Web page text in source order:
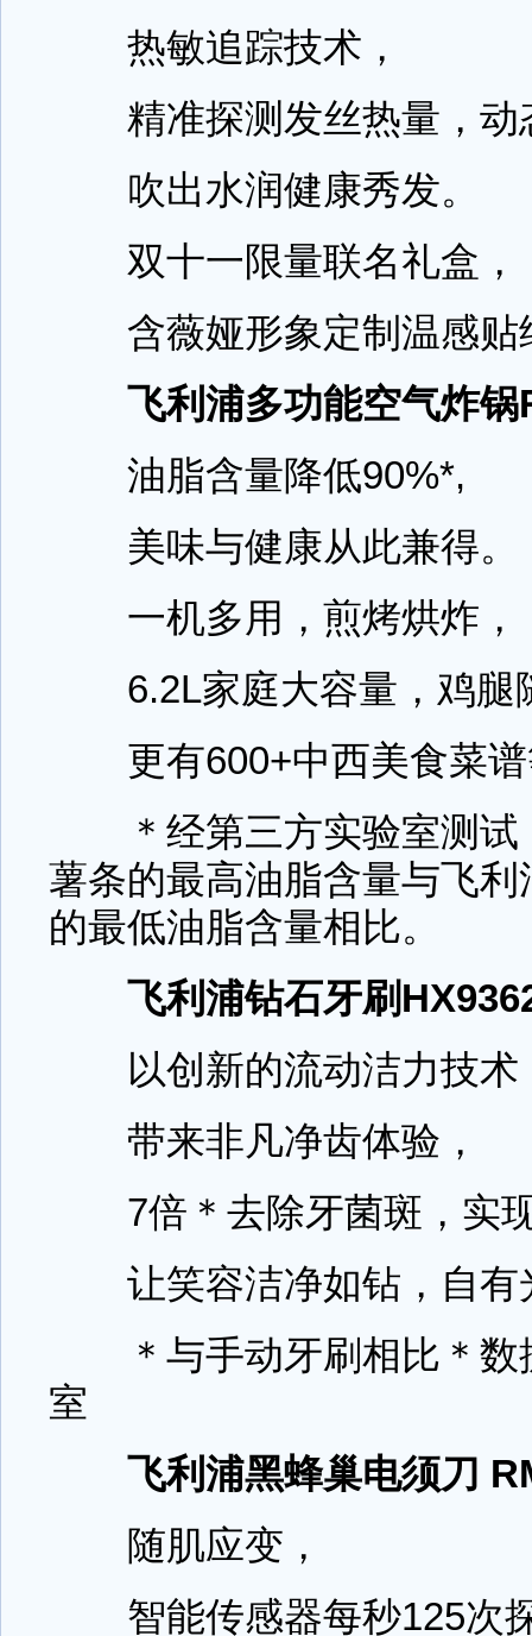
热敏追踪技术，
精准探测发丝热量，动
吹出水润健康秀发。
双十一限量联名礼盒，
含薇娅形象定制温感贴
飞利浦多功能空气炸锅
油脂含量降低90%*,
美味与健康从此兼得。
一机多用，煎烤烘炸，
6.2L家庭大容量，鸡腿
更有600+中西美食菜谱
＊经第三方实验室测试
薯条的最高油脂含量与飞
的最低油脂含量相比。
飞利浦钻石牙刷
以创新的流动洁力技术
带来非凡净齿体验，
7倍＊去除牙菌斑，实现
让笑容洁净如钻，自有
＊与手动牙刷相比＊数
室
飞利浦黑蜂巢电须刀
随肌应变，
智能传感器每秒125次